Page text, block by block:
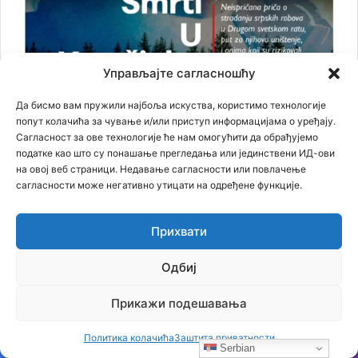
Управљајте сагласношћу
Да бисмо вам пружили најбоља искуства, користимо технологије
попут колачића за чување и/или приступ информацијама о уређају.
Сагласност за ове технологије ће нам омогућити да обрађујемо
податке као што су понашање прегледања или јединствени ИД-ови
на овој веб страници. Недавање сагласности или повлачење
сагласности може негативно утицати на одређене функције.
Прихвати
Одбиј
Прикажи подешавања
Политика колачићаЗаштита приватности
Бојанић: БЕОГРАЂАНИ У ЦАРИГРАДУ – ТРАГ БОЛНЕ СЕОБЕ
КОЈИ И ДАНАС ЖИВИ У ИМЕНУ БЕОГРАДСКЕ ШУМЕ
Бојанић: Србија се буди – али тек сада почиње најважнија
Бојанић: ОЛУЈА… Битка за истину води се и бројкама
Serbian